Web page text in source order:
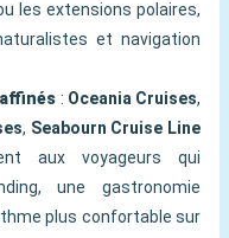
les extensions polaires,
et navigation
: Oceania Cruises,
, Seabourn Cruise Line
aux voyageurs qui
une gastronomie
plus confortable sur